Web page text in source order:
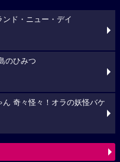
ド・ニュー・デイ
のひみつ
奇々怪々！オラの妖怪バケ